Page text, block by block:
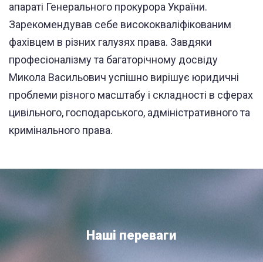
апараті Генерального прокурора України.
Зарекомендував себе висококваліфікованим
фахівцем в різних галузях права. Завдяки
професіоналізму та багаторічному досвіду
Микола Васильович успішно вирішує юридичні
проблеми різного масштабу і складності в сферах
цивільного, господарського, адміністративного та
кримінального права.
Наші переваги